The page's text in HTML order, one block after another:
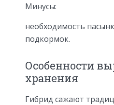
Минусы:
необходимость
подкормок.
Особенности
хранения
Гибрид сажают